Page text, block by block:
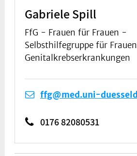
Gabriele Spill
FfG - Frauen für Frauen -
Selbsthilfegruppe für
Genitalkrebserkrankungen
ffg@med.uni-
0176 82080531